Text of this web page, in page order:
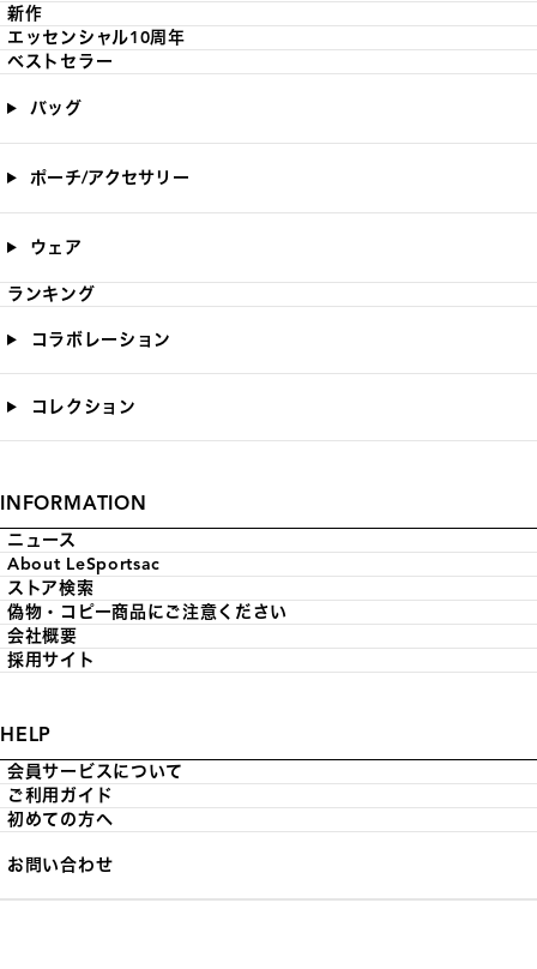
新作
エッセンシャル10周年
ベストセラー
バッグ
ポーチ/アクセサリー
ウェア
ランキング
コラボレーション
コレクション
INFORMATION
ニュース
About LeSportsac
ストア検索
偽物・コピー商品にご注意ください
会社概要
採用サイト
HELP
会員サービスについて
ご利用ガイド
初めての方へ
お問い合わせ